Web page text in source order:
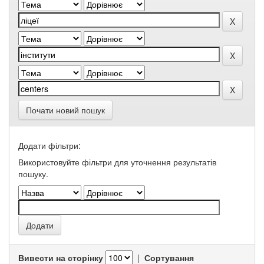
Почати новий пошук
Додати фільтри:
Використовуйте фільтри для уточнення результатів
пошуку.
Вивести на сторінку | Сортування